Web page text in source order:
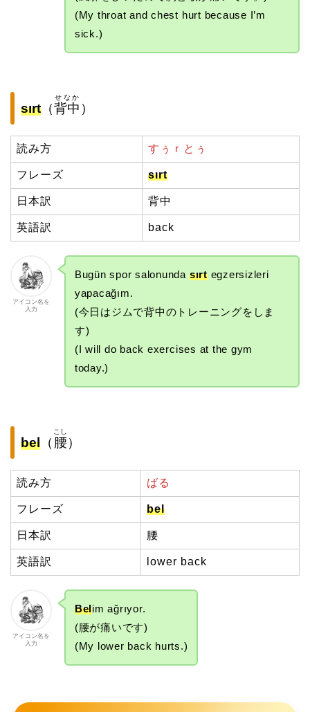
(My throat and chest hurt because I’m
sick.)
sırt （背中
せなか
）
読み方 すぅｒとぅ
フレーズ sırt
日本訳 背中
英語訳 back
アイコン名を
入力
Bugün spor salonunda sırtegzersizleri
yapacağım.
(今日はジムで背中のトレーニングをしま
す)
(I will do back exercises at the gym
today.)
bel （ 腰
こし
）
読み方 ばる
フレーズ bel
日本訳 腰
英語訳 lower back
アイコン名を
入力
Belim ağrıyor.
(腰が痛いです)
(My lower back hurts.)